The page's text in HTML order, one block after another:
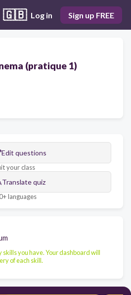
🇬🇧 Log in Sign up FREE
(pratique 1)
Edit questions
your class
Translate quiz
languages
skills you have. Your dashboard will
of each skill.